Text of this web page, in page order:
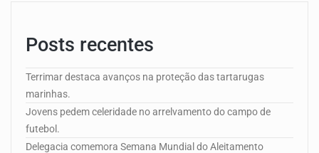
Posts recentes
Terrimar destaca avanços na proteção das tartarugas
marinhas.
Jovens pedem celeridade no arrelvamento do campo de
futebol.
Delegacia comemora Semana Mundial do Aleitamento